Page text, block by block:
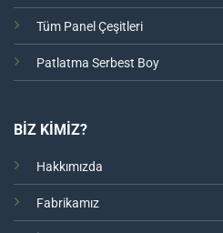
Tüm Panel Çeşitleri
Patlatma Serbest Boy
BİZ KİMİZ?
Hakkımızda
Fabrikamız